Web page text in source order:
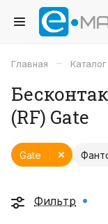
Главная – Каталог
(RF) Gate
Gate
Фильтр